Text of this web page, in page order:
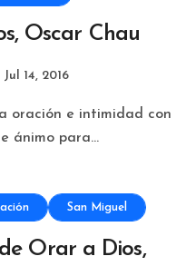
Oscar Chau
Jul 14, 2016
ánimo para...
San Miguel
Orar a Dios,